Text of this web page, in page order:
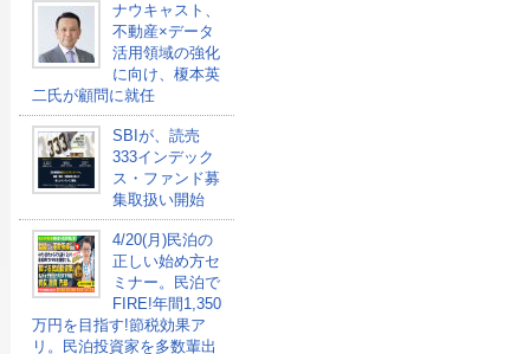
ナウキャスト、
不動産×データ
活用領域の強化
に向け、榎本英
二氏が顧問に就任
SBIが、読売
333インデック
ス・ファンド募
集取扱い開始
4/20(月)民泊の
正しい始め方セ
ミナー。民泊で
FIRE!年間1,350
万円を目指す!節税効果ア
リ。民泊投資家を多数輩出